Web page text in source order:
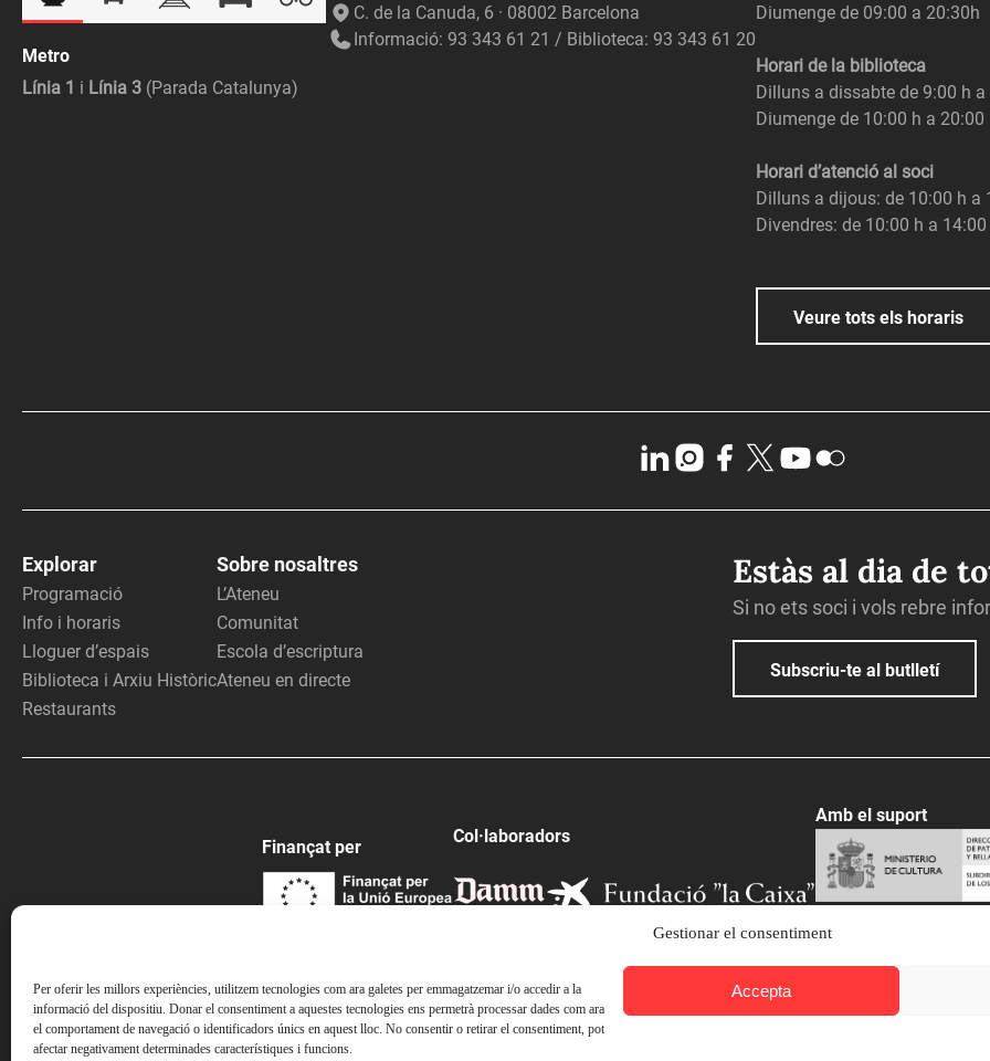
Gestionar el consentiment
Per oferir les millors experiències, utilitzem tecnologies com ara galetes per emmagatzemar i/o accedir a la
informació del dispositiu. Donar el consentiment a aquestes tecnologies ens permetrà processar dades com ara
el comportament de navegació o identificadors únics en aquest lloc. No consentir o retirar el consentiment, pot
afectar negativament determinades característiques i funcions.
Accepta
Metro
Línia 1 i Línia 3 (Parada Catalunya)
C. de la Canuda, 6 · 08002 Barcelona
Informació: 93 343 61 21 / Biblioteca: 93 343 61 20
Diumenge de 09:00 a 20:30h
Horari de la biblioteca
Dilluns a dissabte de 9:00 h
Diumenge de 10:00 h a 20:00
Horari d’atenció al soci
Dilluns a dijous: de 10:00 h a
Divendres: de 10:00 h a
Veure tots els horaris
Explorar
Programació
Info i horaris
Lloguer d’espais
Biblioteca i Arxiu Històric
Restaurants
Sobre nosaltres
L’Ateneu
Comunitat
Escola d’escriptura
Ateneu en directe
Estàs al dia de
Si no ets soci i vols rebre
Subscriu-te al butlletí
Finançat per
Col·laboradors
Amb el suport